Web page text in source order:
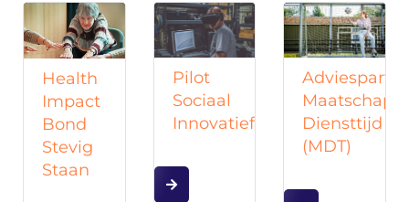
Health
Impact
Bond
Stevig
Staan
Pilot
Sociaal
Innovatiefonds
Diensttijd
(MDT)